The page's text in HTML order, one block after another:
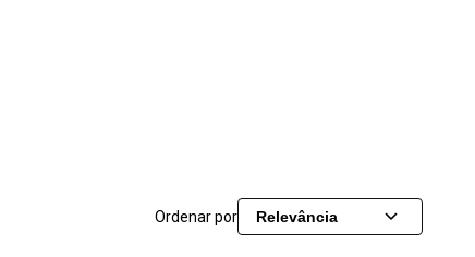
Ordenar por Relevância